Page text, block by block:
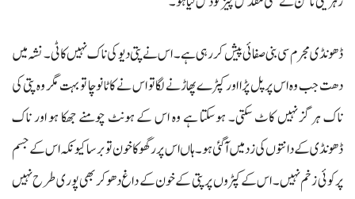
ڈھونڈی مجرم سی بنی صفائی پیش کر رہی ہے۔ اس نے پتی دیو کی ناک نہیں کاٹی۔ نشہ میں
دھت جب وہ اس پر پل پڑا اور کپڑے پھاڑنے لگا تو اس نے کاٹا نوچا تو بہت مگر وہ پتی کی
ناک ہرگز نہیں کاٹ سکتی۔ ہوسکتا ہے وہ اس کے ہونٹ چومنے جھکا ہو اور ناک
ڈھونڈی کے دانتوں کی زد میں آگئی ہو۔ ہاں اس پر رگھو کا خون تو برسا کیونکہ اس کے جسم
پر کوئی زخم نہیں۔ اس کے کپڑوں پر پتی کے خون کے داغ دھو کر بھی پوری طرح نہیں